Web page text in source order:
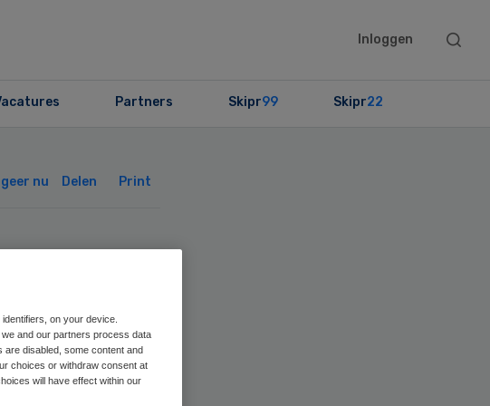
Inloggen
Search
Partners Skipr99 Skipr22
nu Delen Print
zo
on your device.
and our partners process data
are disabled, some content and
choices or withdraw consent at
will have effect within our